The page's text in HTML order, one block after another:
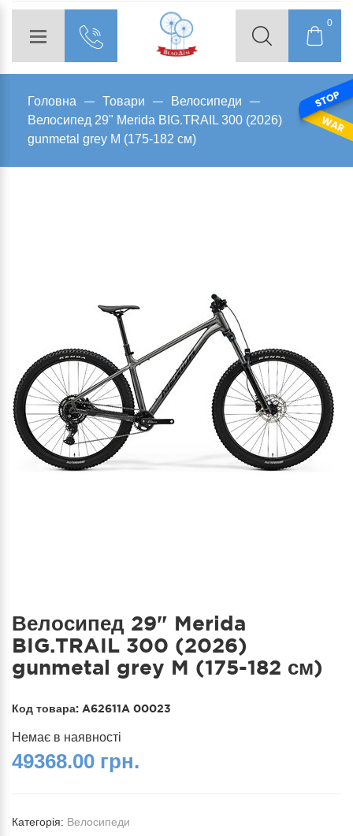
0
Головна Товари
Велосипеди
Велосипед 29" Merida BIG.TRAIL 300 (2026)
gunmetal grey M (175-182 см)
Велосипед 29" Merida
BIG.TRAIL 300 (2026)
gunmetal grey M (175-182 см)
Код товара: A62611A 00023
Немає в наявності
49368.00 грн.
Категорія: Велосипеди